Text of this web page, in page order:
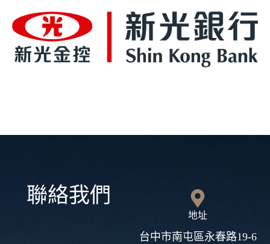
聯絡我們
地址
台中市南屯區永春路19-6